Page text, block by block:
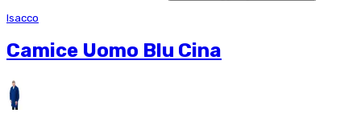
Isacco
Camice Uomo Blu Cina